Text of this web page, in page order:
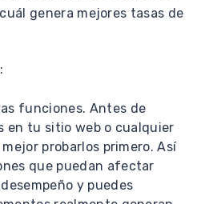
genera mejores tasas de
funciones. Antes de
en tu sitio web o cualquier
probarlos primero. Así
que puedan afectar
y puedes